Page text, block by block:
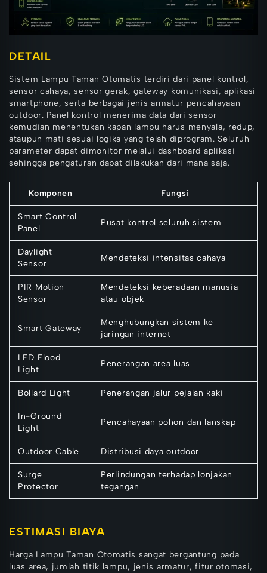
DETAIL
Sistem Lampu Taman Otomatis terdiri dari panel kontrol,
sensor cahaya, sensor gerak, gateway komunikasi, aplikasi
smartphone, serta berbagai jenis armatur pencahayaan
outdoor. Panel kontrol menerima data dari sensor
kemudian menentukan kapan lampu harus menyala, redup,
ataupun mati sesuai logika yang telah diprogram. Seluruh
parameter dapat dimonitor melalui dashboard aplikasi
sehingga pengaturan dapat dilakukan dari mana saja.
Komponen Fungsi
Smart Control
Panel
Pusat kontrol seluruh sistem
Daylight
Sensor
Mendeteksi intensitas cahaya
PIR Motion
Sensor
Mendeteksi keberadaan manusia
atau objek
Smart Gateway
Menghubungkan sistem ke
jaringan internet
LED Flood
Light
Penerangan area luas
Bollard Light Penerangan jalur pejalan kaki
In-Ground
Light
Pencahayaan pohon dan lanskap
Outdoor Cable Distribusi daya outdoor
Surge
Protector
Perlindungan terhadap lonjakan
tegangan
ESTIMASI BIAYA
Harga Lampu Taman Otomatis sangat bergantung pada
luas area, jumlah titik lampu, jenis armatur, fitur otomasi,